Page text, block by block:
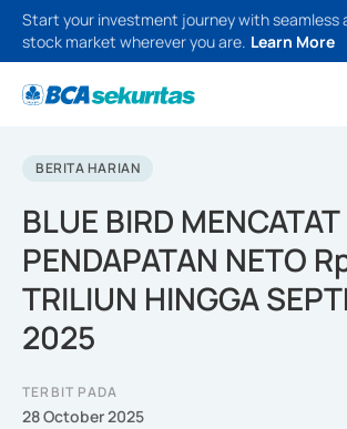
Start your investment journey with seamless
stock market wherever you are. Learn More
BERITA HARIAN
BLUE BIRD MENCATAT
PENDAPATAN NETO
TRILIUN HINGGA
2025
TERBIT PADA
28 October 2025